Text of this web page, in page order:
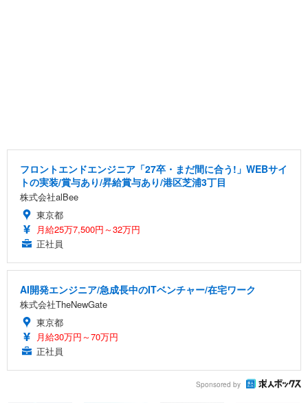
フロントエンドエンジニア「27卒・まだ間に合う!」WEBサイ
トの実装/賞与あり/昇給賞与あり/港区芝浦3丁目
株式会社alBee
東京都
月給25万7,500円～32万円
正社員
AI開発エンジニア/急成長中のITベンチャー/在宅ワーク
株式会社TheNewGate
東京都
月給30万円～70万円
正社員
Sponsored by